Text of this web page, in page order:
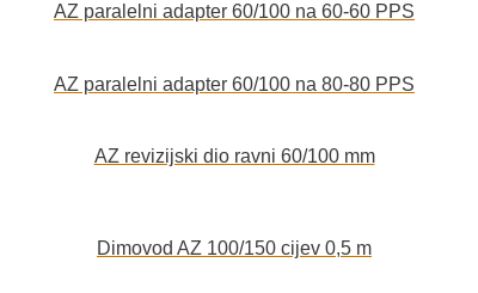
AZ paralelni adapter 60/100 na 60-60 PPS
AZ paralelni adapter 60/100 na 80-80 PPS
AZ revizijski dio ravni 60/100 mm
Dimovod AZ 100/150 cijev 0,5 m